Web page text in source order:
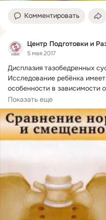
Комментировать
Центр Подготовки и
5 мая 2017
Дисплазия тазобедренных
Исследование ребёнка имеет
особенности в зависимости
степени нарушения
функционального состояния
Осмотр ребёнка
Показать еще